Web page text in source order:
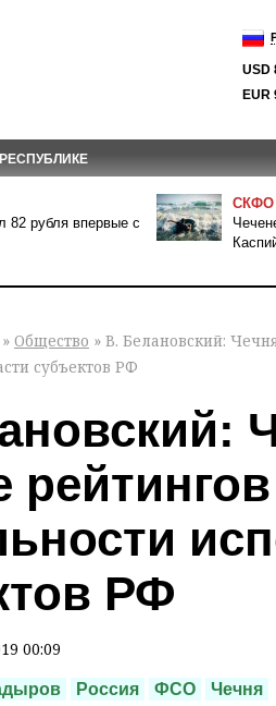
USD
EUR
82 рубля впервые с
СКФО
» Общество » В. Белановский:
субъектов РФ
РФ
00:09
Россия ФСО Чечня